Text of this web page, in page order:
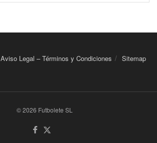
Aviso Legal – Términos y Condiciones Sitemap
© 2026 Futbolete SL